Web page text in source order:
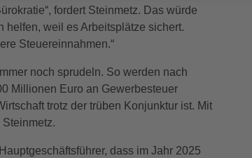
fordert Steinmetz. Das würde
helfen, weil es Arbeitsplätze sichert.
Steuereinnahmen.“
noch sprudeln. So werden nach
Millionen Euro an Gewerbesteuer
trotz der trüben Konjunktur ist. Mit
dass im Jahr 2025